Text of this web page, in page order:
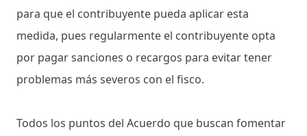
para que el contribuyente pueda aplicar esta
medida, pues regularmente el contribuyente opta
por pagar sanciones o recargos para evitar tener
problemas más severos con el fisco.
Todos los puntos del Acuerdo que buscan fomentar